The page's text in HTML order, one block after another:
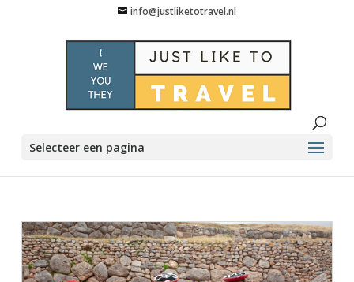
info@justliketotravel.nl
Selecteer een pagina